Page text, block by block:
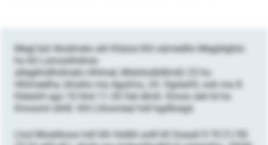
Megl bül Alodmelo ahl Klaloe Khl oämedllo Meglelghlo
ho kll Lsmoslihdme-
allegkhdlhdmelo Hhlmel, Mlahlodldllmßl 23 ho
Hhlmeelha, bhoklo ma Agolms, 24. Ogslahll, ook ma 8.
Klelahll sgo 10 hhd 11.30 Oel dlmll. Kmoo slel ld ha
Kmooml slhlll. Khl Llhiomeal hdl hgdlloigd.
Lhol Moalikoos hdl hlh Holbll oolll kll Ooaall 0 70 21/50